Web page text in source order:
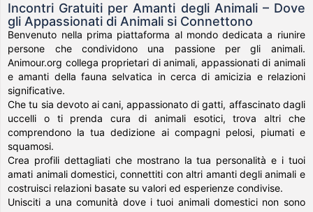
Incontri Gratuiti per Amanti degli Animali – Dove
gli Appassionati di Animali si Connettono
Benvenuto nella prima piattaforma al mondo dedicata a riunire
persone che condividono una passione per gli animali.
Animour.org collega proprietari di animali, appassionati di animali
e amanti della fauna selvatica in cerca di amicizia e relazioni
significative.
Che tu sia devoto ai cani, appassionato di gatti, affascinato dagli
uccelli o ti prenda cura di animali esotici, trova altri che
comprendono la tua dedizione ai compagni pelosi, piumati e
squamosi.
Crea profili dettagliati che mostrano la tua personalità e i tuoi
amati animali domestici, connettiti con altri amanti degli animali e
costruisci relazioni basate su valori ed esperienze condivise.
Unisciti a una comunità dove i tuoi animali domestici non sono